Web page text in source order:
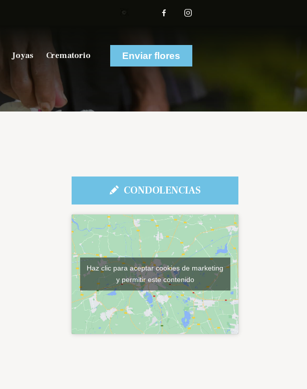
Joyas Crematorio Enviar flores
CONDOLENCIAS
Haz clic para aceptar cookies de marketing
y permitir este contenido